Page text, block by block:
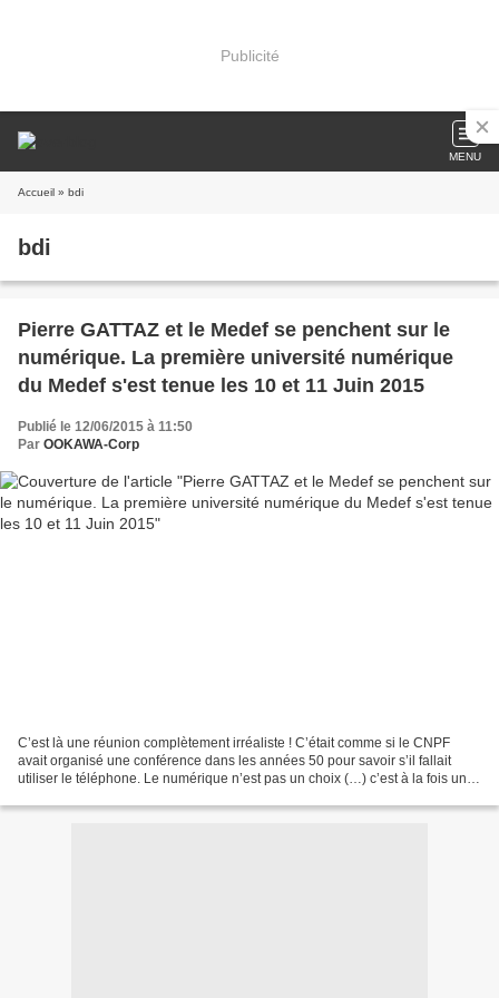
Publicité
MENU
Accueil » bdi
bdi
Pierre GATTAZ et le Medef se penchent sur le
numérique. La première université numérique
du Medef s'est tenue les 10 et 11 Juin 2015
Publié le 12/06/2015 à 11:50
Par OOKAWA-Corp
C’est là une réunion complètement irréaliste ! C’était comme si le CNPF
avait organisé une conférence dans les années 50 pour savoir s’il fallait
utiliser le téléphone. Le numérique n’est pas un choix (…) c’est à la fois une